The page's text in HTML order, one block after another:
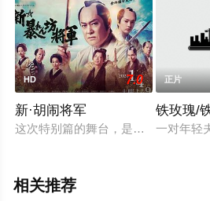
HD 7.0
新·胡闹将军
这次特别篇的舞台，是吉宗治世20
正片
铁玫瑰/
一对年轻
相关推荐